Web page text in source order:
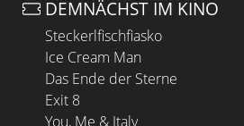
DEMNÄCHST IM KINO
Steckerlfischfiasko
Ice Cream Man
Das Ende der Sterne
Exit 8
You, Me & Italy